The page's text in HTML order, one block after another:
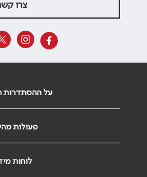
צרו
על ההסתדרות
פעולות
לוחות